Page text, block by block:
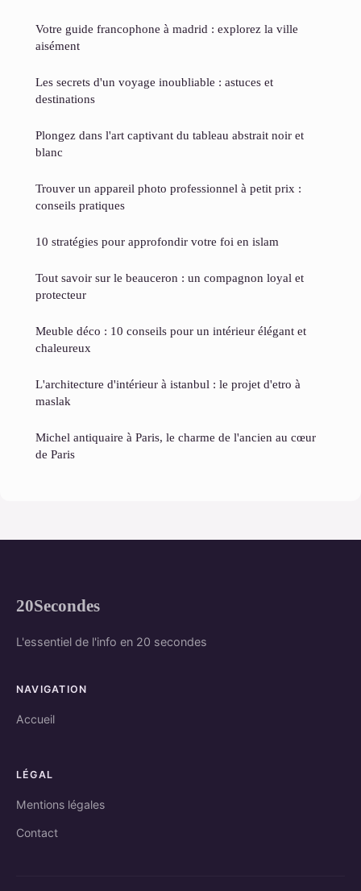
Votre guide francophone à madrid : explorez la ville
aisément
Les secrets d'un voyage inoubliable : astuces et
destinations
Plongez dans l'art captivant du tableau abstrait noir et
blanc
Trouver un appareil photo professionnel à petit prix :
conseils pratiques
10 stratégies pour approfondir votre foi en islam
Tout savoir sur le beauceron : un compagnon loyal et
protecteur
Meuble déco : 10 conseils pour un intérieur élégant et
chaleureux
L'architecture d'intérieur à istanbul : le projet d'etro à
maslak
Michel antiquaire à Paris, le charme de l'ancien au cœur
de Paris
20Secondes
L'essentiel de l'info en 20 secondes
NAVIGATION
Accueil
LÉGAL
Mentions légales
Contact